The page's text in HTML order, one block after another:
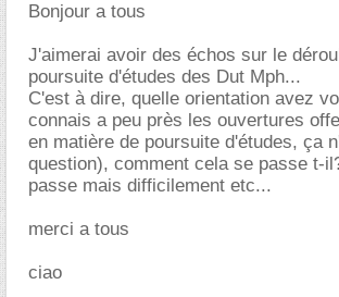
Bonjour a tous
J'aimerai avoir des échos sur le
poursuite d'études des Dut Mph...
C'est à dire, quelle orientation avez
connais a peu près les ouvertures
en matière de poursuite d'études, ça
question), comment cela se passe t-
passe mais difficilement etc...
merci a tous
ciao